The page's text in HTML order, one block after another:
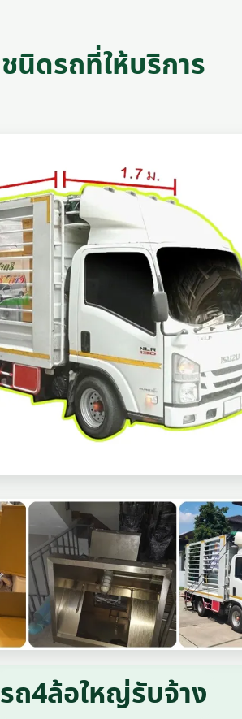
ชนิดรถที่ให้บริการ
รถ4ล้อใหญ่รับจ้าง